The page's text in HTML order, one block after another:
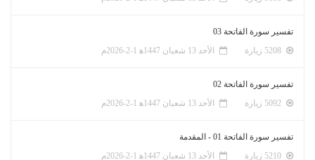
تفسير سورة الفاتحة 03
الأحد 13 شعبان 1447ﻫ 1-2-2026م
تفسير سورة الفاتحة 02
الأحد 13 شعبان 1447ﻫ 1-2-2026م
تفسير سورة الفاتحة 01 - المقدمة
الأحد 13 شعبان 1447ﻫ 1-2-2026م